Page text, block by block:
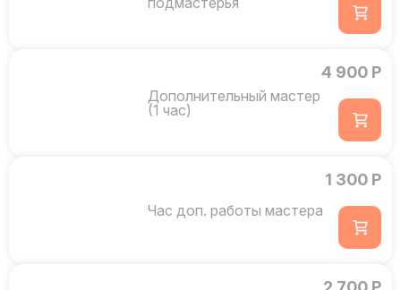
Дополнительный мастер
(1 час)
4 900 Р
Час доп. работы мастера
1 300 Р